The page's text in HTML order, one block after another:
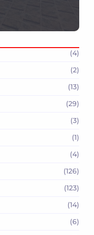
(4)
(2)
(13)
(29)
(3)
(1)
(4)
(126)
(123)
(14)
(6)